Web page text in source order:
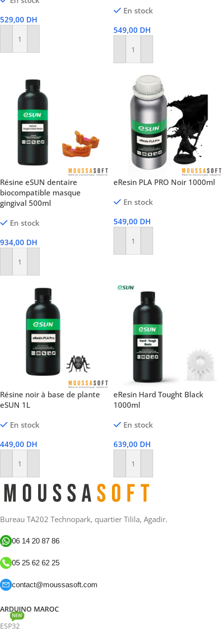
529,00 DH
Ajouter Au Panier
En stock
549,00 DH
Ajouter Au Panier
Résine eSUN dentaire
biocompatible masque
gingival 500ml
En stock
934,00 DH
Ajouter Au Panier
eResin PLA PRO Noir 1000ml
En stock
549,00 DH
Ajouter Au Panier
Résine noir à base de plante
eSUN 1L
En stock
449,00 DH
Ajouter Au Panier
eResin Hard Tought Black
1000ml
En stock
639,00 DH
Ajouter Au Panier
Bureau TA202 Technopark, quartier Tilila, Agadir.
06 14 20 87 86
05 25 62 62 25
contact@moussasoft.com
ARDUINO MAROC
ESP32
NEW